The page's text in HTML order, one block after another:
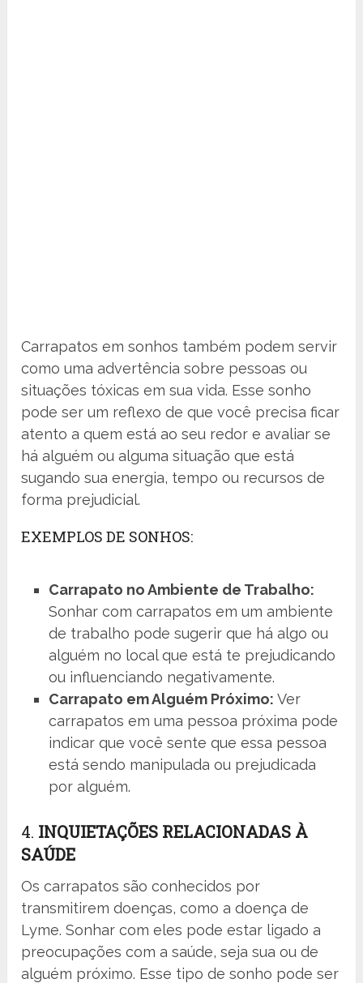
Carrapatos em sonhos também podem servir
como uma advertência sobre pessoas ou
situações tóxicas em sua vida. Esse sonho
pode ser um reflexo de que você precisa ficar
atento a quem está ao seu redor e avaliar se
há alguém ou alguma situação que está
sugando sua energia, tempo ou recursos de
forma prejudicial.
EXEMPLOS DE SONHOS:
Carrapato no Ambiente de Trabalho:
Sonhar com carrapatos em um ambiente
de trabalho pode sugerir que há algo ou
alguém no local que está te prejudicando
ou influenciando negativamente.
Carrapato em Alguém Próximo: Ver
carrapatos em uma pessoa próxima pode
indicar que você sente que essa pessoa
está sendo manipulada ou prejudicada
por alguém.
4. INQUIETAÇÕES RELACIONADAS À
SAÚDE
Os carrapatos são conhecidos por
transmitirem doenças, como a doença de
Lyme. Sonhar com eles pode estar ligado a
preocupações com a saúde, seja sua ou de
alguém próximo. Esse tipo de sonho pode ser